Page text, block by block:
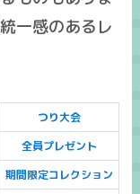
一感のあるレ
つり大会
全員プレゼント
期間限定コレクション